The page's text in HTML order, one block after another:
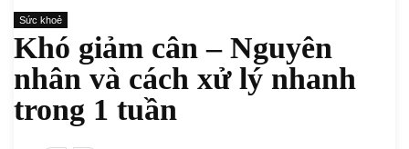
Sức khoẻ
Khó giảm cân – Nguyên
nhân và cách xử lý nhanh
trong 1 tuần